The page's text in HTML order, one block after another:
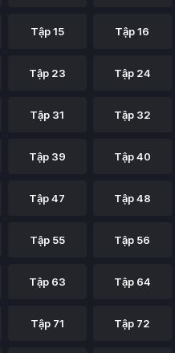
Tập 15 Tập 16
Tập 23 Tập 24
Tập 31 Tập 32
Tập 39 Tập 40
Tập 47 Tập 48
Tập 55 Tập 56
Tập 63 Tập 64
Tập 71 Tập 72